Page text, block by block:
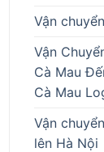
Vận
Vận
Cà Mau
Cà Mau
Vận
lên Hà Nội